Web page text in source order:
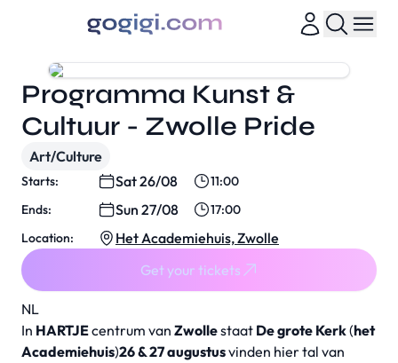
NL
In HARTJEcentrum van Zwollestaat De grote Kerk(het
Academiehuis)26 & 27 augustusvinden hier tal van
Programma Kunst &
Cultuur - Zwolle Pride
Art/Culture
Starts: Sat 26/08
11:00
Ends:
Sun 27/08
17:00
Location:
Het Academiehuis, Zwolle
Get your tickets